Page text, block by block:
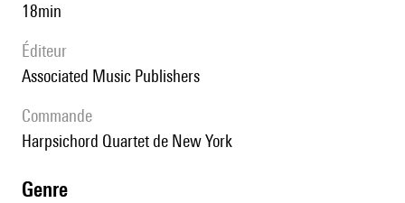
18min
éditeur
Associated Music Publishers
Commande
Harpsichord Quartet de New York
genre